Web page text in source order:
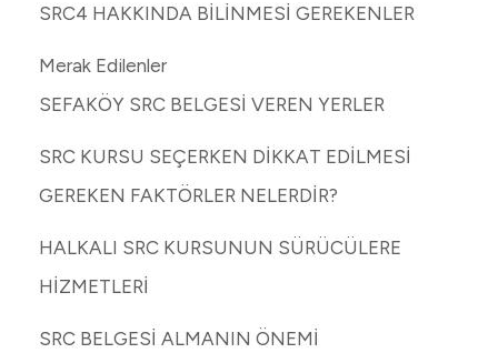
SRC4 HAKKINDA BİLİNMESİ GEREKENLER
Merak Edilenler
SEFAKÖY SRC BELGESİ VEREN YERLER
SRC KURSU SEÇERKEN DİKKAT EDİLMESİ
GEREKEN FAKTÖRLER NELERDİR?
HALKALI SRC KURSUNUN SÜRÜCÜLERE
HİZMETLERİ
SRC BELGESİ ALMANIN ÖNEMİ